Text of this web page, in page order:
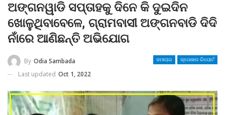
ଅଙ୍ଗନୱାଡି ସପ୍ତାହକୁ ଦିନେ କି ଦୁଇଦିନ
ଖୋଳୁଥିବାବେଳେ, ଗ୍ରାମବାସୀ ଅଙ୍ଗନବାଡି ଦିଦି
ନାଁରେ ଆଣିଛନ୍ତି ଅଭିଯୋଗ
ସମାଚାର ସ୍ପେଶାଲ ରିପୋର୍ଟ
By Odia Sambada
Last updated Oct 1, 2022